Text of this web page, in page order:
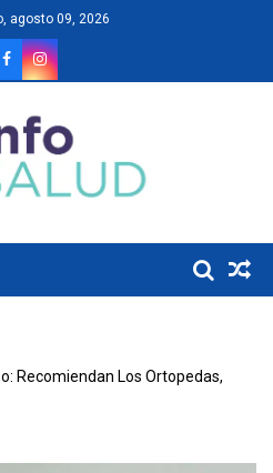
agosto 09, 2026
Recomiendan Los Ortopedas,